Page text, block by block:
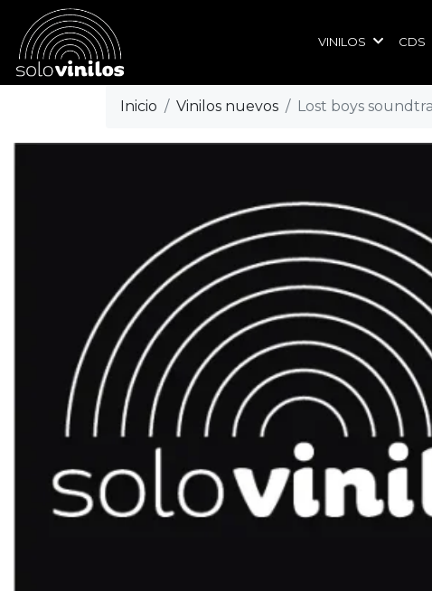
VINILOS CDS
Inicio Vinilos nuevos Lost boys